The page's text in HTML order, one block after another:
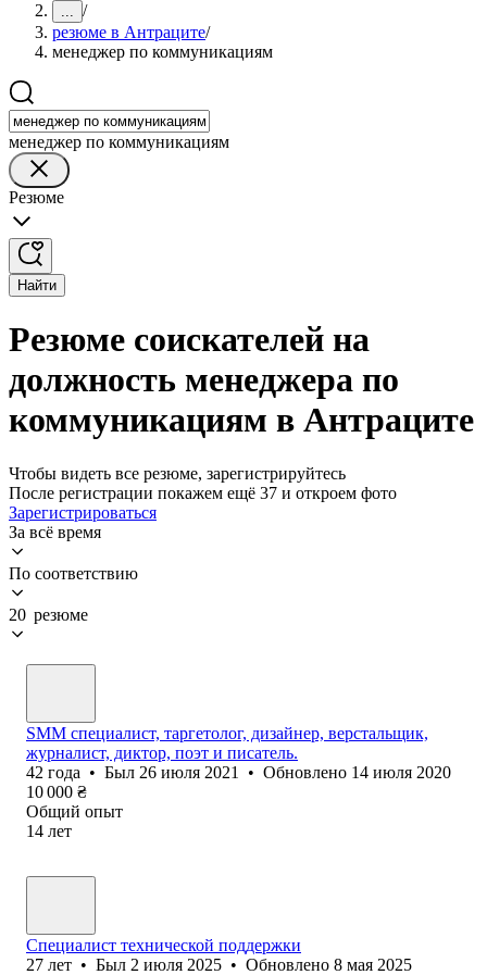
... /
резюме в Антраците/
менеджер по коммуникациям
менеджер по коммуникациям
Резюме
Найти
Резюме соискателей на
должность менеджера по
коммуникациям в Антраците
Чтобы видеть все резюме, зарегистрируйтесь
После регистрации покажем ещё 37 и откроем фото
Зарегистрироваться
За всё время
По соответствию
20 резюме
SMM специалист, таргетолог, дизайнер, верстальщик,
журналист, диктор, поэт и писатель.
42 года • Был 26 июля 2021 • Обновлено 14 июля 2020
10 000 ₴
Общий опыт
14 лет
Специалист технической поддержки
27 лет • Был 2 июля 2025 • Обновлено 8 мая 2025